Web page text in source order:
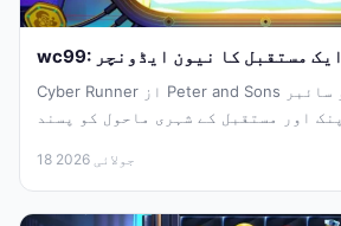
wc99: ایک مستقبل کا نیون ایڈونچر
Cyber Runner از Peter and Sons ایک ایسی گیم ہے جو سائبر
18 جولائی 2026